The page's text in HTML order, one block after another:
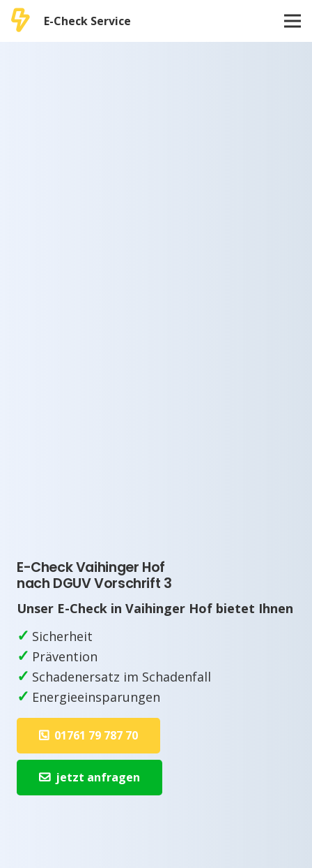
E-Check Service
E-Check Vaihinger Hof
nach DGUV Vorschrift 3
Unser E-Check in Vaihinger Hof bietet Ihnen
✓ Sicherheit
✓ Prävention
✓ Schadenersatz im Schadenfall
✓ Energieeinsparungen
01761 79 787 70
jetzt anfragen